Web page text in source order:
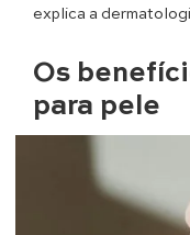
explica a
Os
para pele